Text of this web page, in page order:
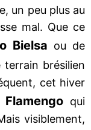
un peu plus au
mal. Que ce
Bielsa ou de
terrain brésilien
cet hiver
Flamengo qui
visiblement,